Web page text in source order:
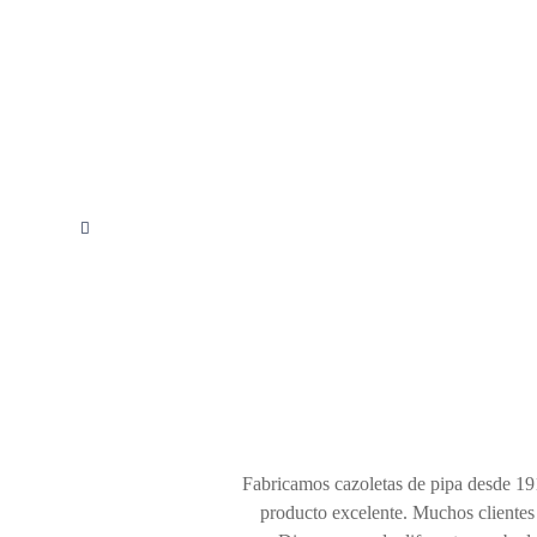
Fabricamos cazoletas de pipa desde
producto excelente. Muchos